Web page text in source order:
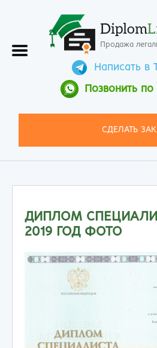
Diplom
Продажа
Написать в
Позвонить
СДЕЛАТЬ
ДИПЛОМ
2019 ГОД ФОТО